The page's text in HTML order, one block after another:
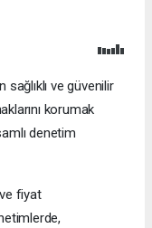
ve güvenilir
korumak
denetim
fiyat